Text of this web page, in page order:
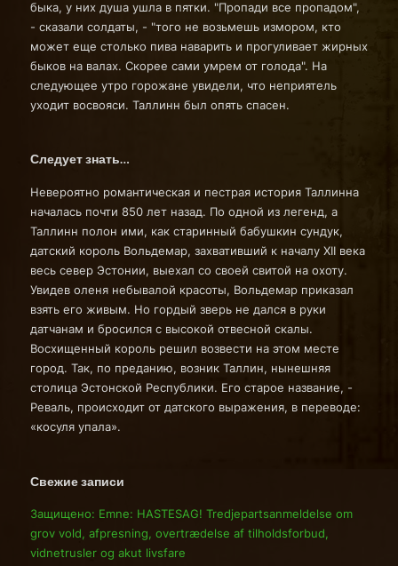
быка, у них душа ушла в пятки. "Пропади все пропадом",
- сказали солдаты, - "того не возьмешь измором, кто
может еще столько пива наварить и прогуливает жирных
быков на валах. Скорее сами умрем от голода". На
следующее утро горожане увидели, что неприятель
уходит восвояси. Таллинн был опять спасен.
Следует знать…
Невероятно романтическая и пестрая история Таллинна
началась почти 850 лет назад. По одной из легенд, а
Таллинн полон ими, как старинный бабушкин сундук,
датский король Вольдемар, захвативший к началу XII века
весь север Эстонии, выехал со своей свитой на охоту.
Увидев оленя небывалой красоты, Вольдемар приказал
взять его живым. Но гордый зверь не дался в руки
датчанам и бросился с высокой отвесной скалы.
Восхищенный король решил возвести на этом месте
город. Так, по преданию, возник Таллин, нынешняя
столица Эстонской Республики. Его старое название, -
Реваль, происходит от датского выражения, в переводе:
«косуля упала».
Свежие записи
Защищено: Emne: HASTESAG! Tredjepartsanmeldelse om
grov vold, afpresning, overtrædelse af tilholdsforbud,
vidnetrusler og akut livsfare